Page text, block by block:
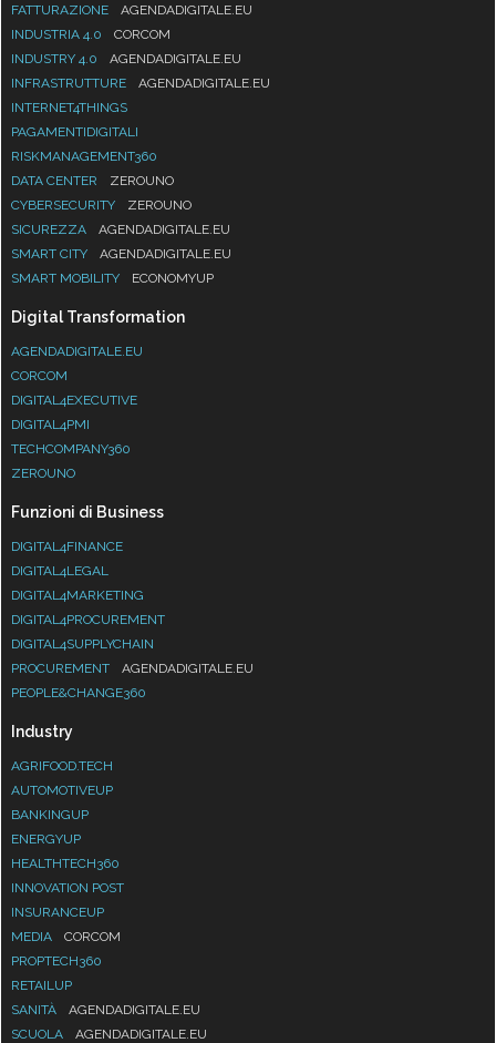
FATTURAZIONE
AGENDADIGITALE.EU
INDUSTRIA 4.0
CORCOM
INDUSTRY 4.0
AGENDADIGITALE.EU
INFRASTRUTTURE
AGENDADIGITALE.EU
INTERNET4THINGS
PAGAMENTIDIGITALI
RISKMANAGEMENT360
DATA CENTER
ZEROUNO
CYBERSECURITY
ZEROUNO
SICUREZZA
AGENDADIGITALE.EU
SMART CITY
AGENDADIGITALE.EU
SMART MOBILITY
ECONOMYUP
Digital Transformation
AGENDADIGITALE.EU
CORCOM
DIGITAL4EXECUTIVE
DIGITAL4PMI
TECHCOMPANY360
ZEROUNO
Funzioni di Business
DIGITAL4FINANCE
DIGITAL4LEGAL
DIGITAL4MARKETING
DIGITAL4PROCUREMENT
DIGITAL4SUPPLYCHAIN
PROCUREMENT
AGENDADIGITALE.EU
PEOPLE&CHANGE360
Industry
AGRIFOOD.TECH
AUTOMOTIVEUP
BANKINGUP
ENERGYUP
HEALTHTECH360
INNOVATION POST
INSURANCEUP
MEDIA
CORCOM
PROPTECH360
RETAILUP
SANITÀ
AGENDADIGITALE.EU
SCUOLA
AGENDADIGITALE.EU